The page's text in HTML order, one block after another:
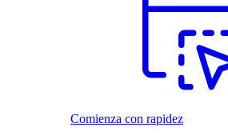
Comienza con rapidez